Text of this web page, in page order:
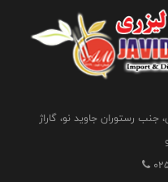
جنب رستوران جاوید نو، گاراژ